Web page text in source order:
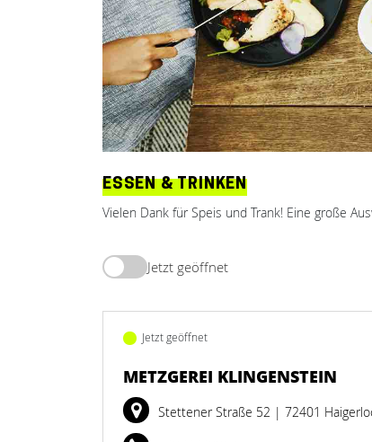
ESSEN & TRINKEN
Vielen Dank für Speis und Trank! Eine große
Jetzt geöffnet
Jetzt geöffnet
METZGEREI KLINGENSTEIN
Stettener Straße 52 | 72401